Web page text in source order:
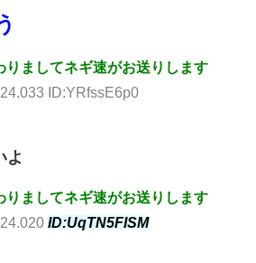
りましてネギ速がお送りします
ID:YRfssE6p0
よ
りましてネギ速がお送りします
ID:UqTN5FISM